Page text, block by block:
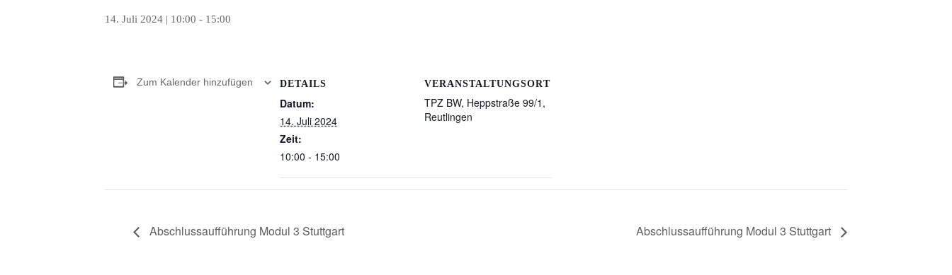
14. Juli 2024 | 10:00 - 15:00
Zum Kalender hinzufügen DETAILS
Datum:
14. Juli 2024
Zeit:
10:00 - 15:00
VERANSTALTUNGSORT
TPZ BW, Heppstraße 99/1,
Reutlingen
Abschlussaufführung Modul 3 Stuttgart Abschlussaufführung Modul 3 Stuttgart